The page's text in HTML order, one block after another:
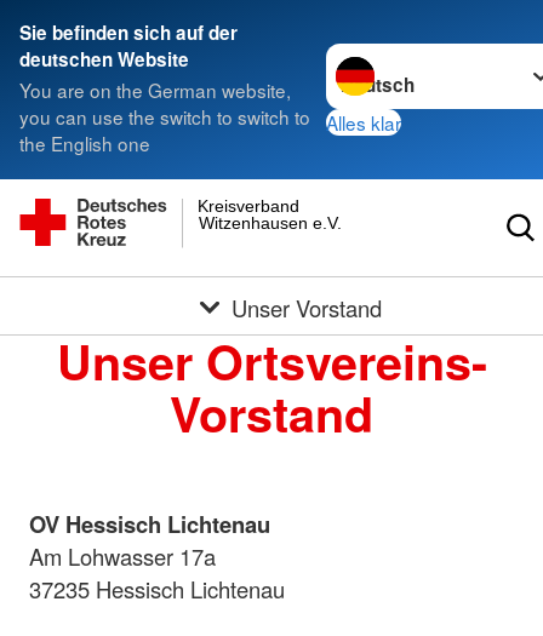
Sie befinden sich auf der
deutschen Website
You are on the German website,
you can use the switch to switch to
the English one
Sprache wechseln zu
Alles klar
Witzenhausen e.V.
Kreisverband
Unser Vorstand
Unser Ortsvereins-
Vorstand
OV Hessisch Lichtenau
Am Lohwasser 17a
37235 Hessisch Lichtenau